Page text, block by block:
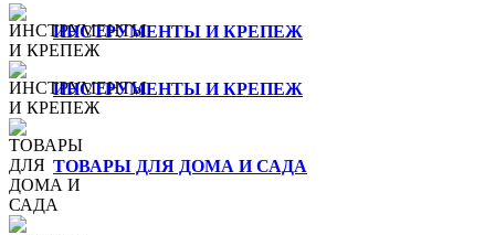
ИНСТРУМЕНТЫ И КРЕПЕЖ
ИНСТРУМЕНТЫ И КРЕПЕЖ
ТОВАРЫ ДЛЯ ДОМА И САДА